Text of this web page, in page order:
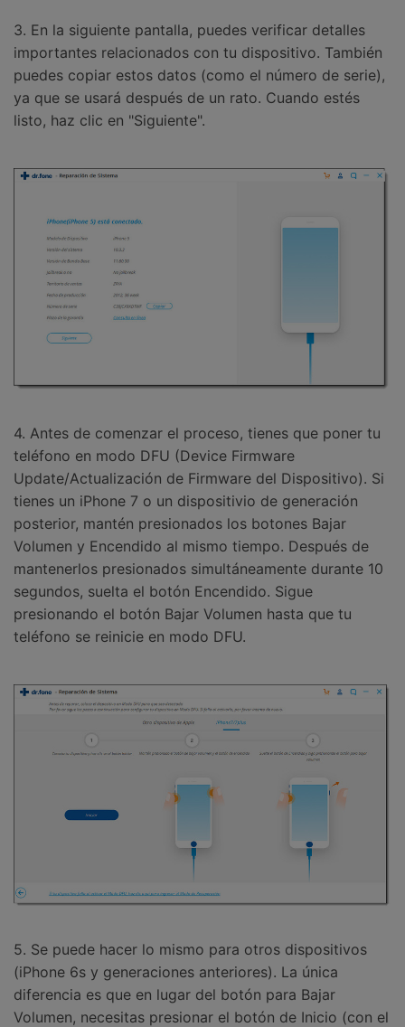
3. En la siguiente pantalla, puedes verificar detalles
importantes relacionados con tu dispositivo. También
puedes copiar estos datos (como el número de serie),
ya que se usará después de un rato. Cuando estés
listo, haz clic en "Siguiente".
4. Antes de comenzar el proceso, tienes que poner tu
teléfono en modo DFU (Device Firmware
Update/Actualización de Firmware del Dispositivo). Si
tienes un iPhone 7 o un dispositivio de generación
posterior, mantén presionados los botones Bajar
Volumen y Encendido al mismo tiempo. Después de
mantenerlos presionados simultáneamente durante 10
segundos, suelta el botón Encendido. Sigue
presionando el botón Bajar Volumen hasta que tu
teléfono se reinicie en modo DFU.
5. Se puede hacer lo mismo para otros dispositivos
(iPhone 6s y generaciones anteriores). La única
diferencia es que en lugar del botón para Bajar
Volumen, necesitas presionar el botón de Inicio (con el